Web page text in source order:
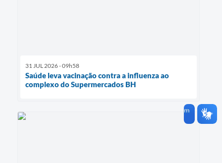
31 JUL 2026 - 09h58
Saúde leva vacinação contra a influenza ao
complexo do Supermercados BH